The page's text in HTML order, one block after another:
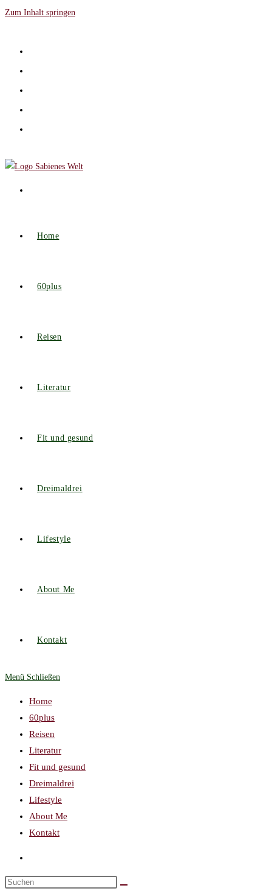
Zum Inhalt springen
Home
60plus
Reisen
Literatur
Fit und gesund
Dreimaldrei
Lifestyle
About Me
Kontakt
Menü Schließen
Home
60plus
Reisen
Literatur
Fit und gesund
Dreimaldrei
Lifestyle
About Me
Kontakt